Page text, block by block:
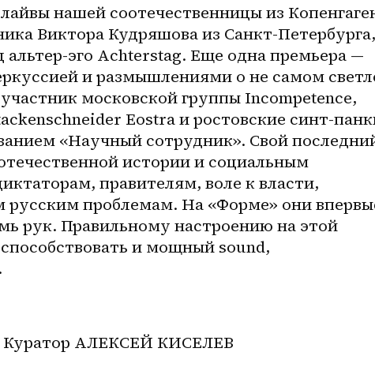
нашей соотечественницы из
Виктора Кудряшова из Санкт-Петербурга,
эго Achterstag. Еще одна премьера —
и размышлениями о не самом
московской группы Incompetence,
Eostra и ростовские синт-
«Научный сотрудник». Свой
истории и социальным
правителям, воле к власти,
русским проблемам. На «Форме» они
рук. Правильному настроению на этой
и мощный sound,
Куратор АЛЕКСЕЙ КИСЕЛЕВ